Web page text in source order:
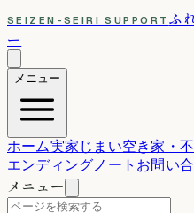
SEIZEN-SEIRI SUPPORT ふ
ー
メニュー
ホーム実家じまい空き家・
エンディングノート お問い
メニュー